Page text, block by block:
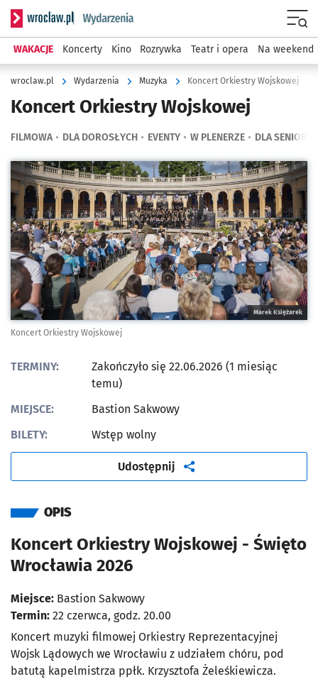
Serwis informacyjny wroclaw.pl podserwis: Wydarzenia
WAKACJE Koncerty Kino Rozrywka Teatr i opera Na weekend
wroclaw.pl Wydarzenia Muzyka Koncert Orkiestry Wojskowej
Koncert Orkiestry Wojskowej
FILMOWA DLA DOROSŁYCH EVENTY W PLENERZE DLA
Kliknij, aby powiększyć
Marek Księżarek
Koncert Orkiestry Wojskowej
TERMINY:
Zakończyło się 22.06.2026 (1 miesiąc
temu)
MIEJSCE:
Bastion Sakwowy
BILETY:
Wstęp wolny
Udostępnij artykuł
OPIS
Koncert Orkiestry Wojskowej - Święto
Wrocławia 2026
Miejsce: Bastion Sakwowy
Termin: 22 czerwca, godz. 20.00
Koncert muzyki filmowej Orkiestry Reprezentacyjnej
Wojsk Lądowych we Wrocławiu z udziałem chóru, pod
batutą kapelmistrza ppłk. Krzysztofa Żeleśkiewicza.